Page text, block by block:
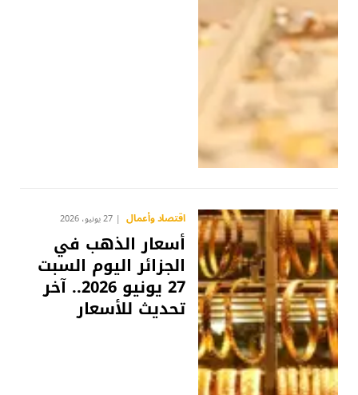
اقتصاد وأعمال 27 يونيو، 2026
أسعار الذهب في
الجزائر اليوم السبت
27 يونيو 2026.. آخر
تحديث للأسعار